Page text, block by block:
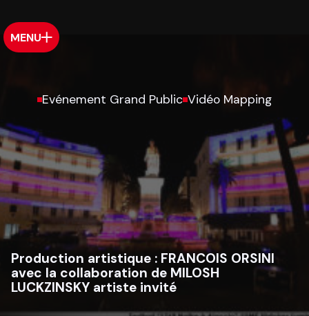
MENU
Evénement Grand Public Vidéo Mapping
Production artistique : FRANCOIS ORSINI
avec la collaboration de MILOSH
LUCKZINSKY artiste invité